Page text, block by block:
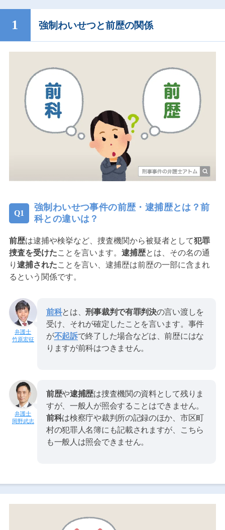
強制わいせつと前歴の関係
強制わいせつ事件の前歴・逮捕歴とは？前
科との違いは？
前歴は逮捕や検挙など、捜査機関から被疑者として犯罪
捜査を受けたことを言います。 逮捕歴とは、その名の通
り 逮捕されたことを言い、逮捕歴は前歴の一部に含まれ
るという関係です。
竹原宏征
前科とは、刑事裁判で有罪判決の言い渡しを
受け、それが確定したことを言います。事件
が不起訴で終了した場合などは、前歴にはな
りますが前科はつきません。
岡野武志
前歴や逮捕歴は捜査機関の資料として残りま
すが、一般人が照会することはできません。
前科は検察庁や裁判所の記録のほか、市区町
村の犯罪人名簿にも記載されますが、こちら
も一般人は照会できません。